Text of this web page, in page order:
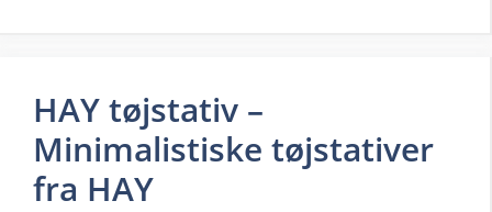
HAY tøjstativ –
Minimalistiske tøjstativer
fra HAY